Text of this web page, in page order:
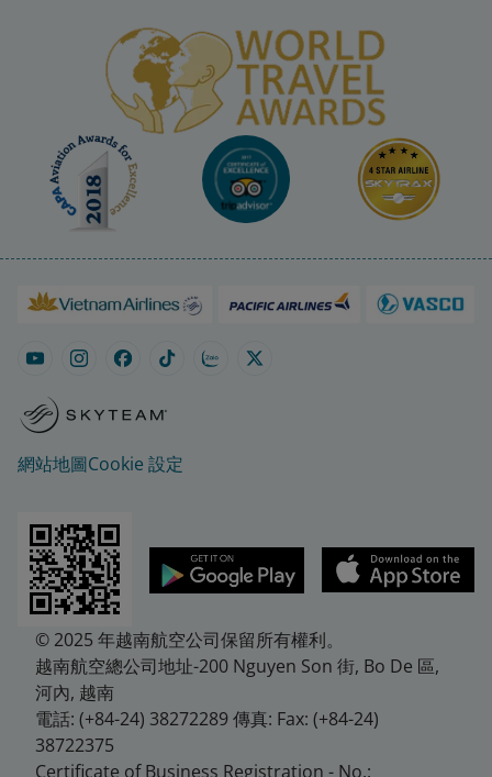
網站地圖Cookie 設定
© 2025 年越南航空公司保留所有權利。
越南航空總公司地址-200 Nguyen Son 街, Bo De 區,
河內, 越南
電話: (+84-24) 38272289 傳真: Fax: (+84-24)
38722375
Certificate of Business Registration - No.: